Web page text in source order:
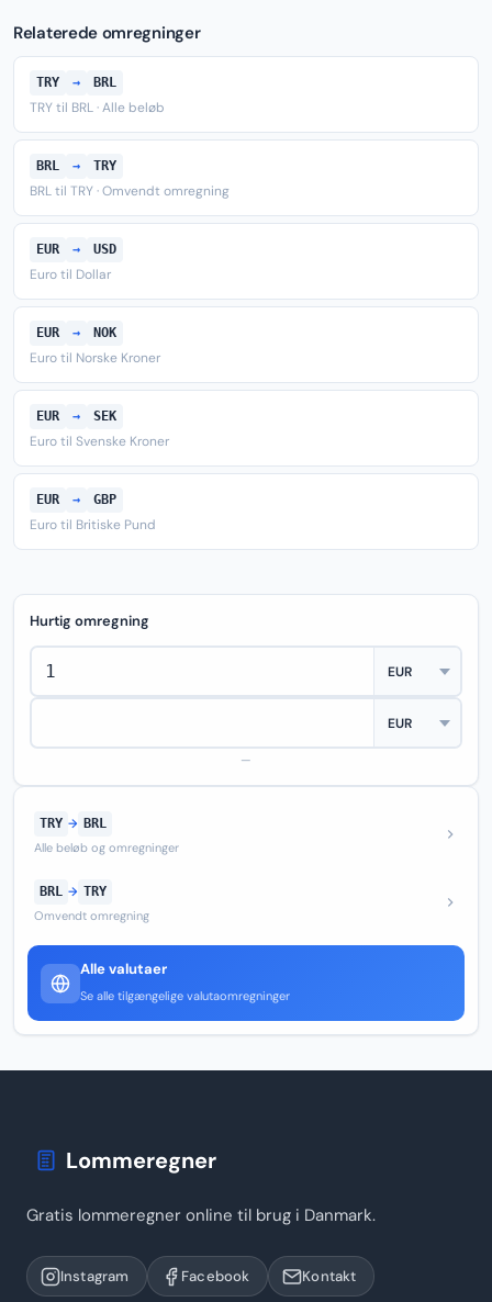
Relaterede omregninger
TRY → BRL
TRY til BRL · Alle beløb
BRL → TRY
BRL til TRY · Omvendt omregning
EUR → USD
Euro til Dollar
EUR → NOK
Euro til Norske Kroner
EUR → SEK
Euro til Svenske Kroner
EUR → GBP
Euro til Britiske Pund
Hurtig omregning
—
TRY → BRL
Alle beløb og omregninger
BRL → TRY
Omvendt omregning
Alle valutaer
Se alle tilgængelige valutaomregninger
Lommeregner
Gratis lommeregner online til brug i Danmark.
Instagram Facebook Kontakt